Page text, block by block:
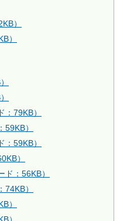
）
）
79KB）
）
59KB）
）
：56KB）
）
）
）